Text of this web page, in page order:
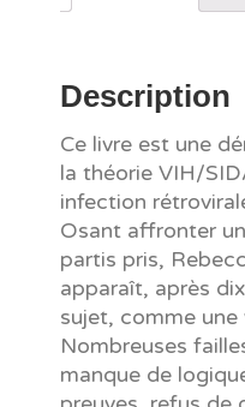
Description
Ce livre est une
la théorie VIH/
infection
Osant affronter
partis pris,
apparaît, après
sujet, comme
Nombreuses
manque de